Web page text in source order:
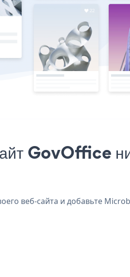
GovOffice
веб-сайта и добавьте